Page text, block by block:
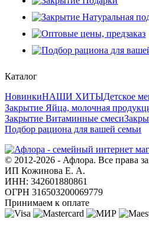
Каталог
НовинкиНАШИ ХИТЫДетское
Закрытие Яйца, молочная
Закрытие Витаминные смеси
Подбор рациона для вашей семьи
© 2012-2026 - Афлора. Все права
ИП Кожинова Е. А.
ИНН: 342601880861
ОГРН 316503200069779
Принимаем к оплате